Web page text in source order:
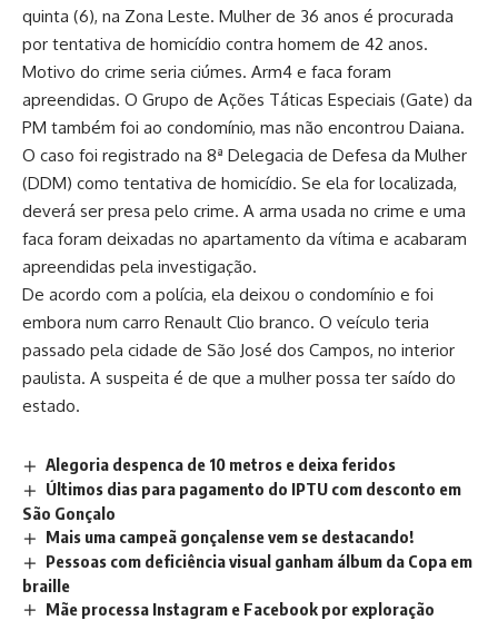
quinta (6), na Zona Leste. Mulher de 36 anos é procurada
por tentativa de homicídio contra homem de 42 anos.
Motivo do crime seria ciúmes. Arm4 e faca foram
apreendidas. O Grupo de Ações Táticas Especiais (Gate) da
PM também foi ao condomínio, mas não encontrou Daiana.
O caso foi registrado na 8ª Delegacia de Defesa da Mulher
(DDM) como tentativa de homicídio. Se ela for localizada,
deverá ser presa pelo crime. A arma usada no crime e uma
faca foram deixadas no apartamento da vítima e acabaram
apreendidas pela investigação.
De acordo com a polícia, ela deixou o condomínio e foi
embora num carro Renault Clio branco. O veículo teria
passado pela cidade de São José dos Campos, no interior
paulista. A suspeita é de que a mulher possa ter saído do
estado.
Alegoria despenca de 10 metros e deixa feridos
Últimos dias para pagamento do IPTU com desconto em
São Gonçalo
Mais uma campeã gonçalense vem se destacando!
Pessoas com deficiência visual ganham álbum da Copa em
braille
Mãe processa Instagram e Facebook por exploração